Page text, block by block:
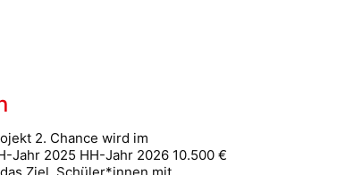
2. Chance wird im
Jahr 2025 HH-Jahr 2026 10.500 €
Ziel, Schüler*innen mit